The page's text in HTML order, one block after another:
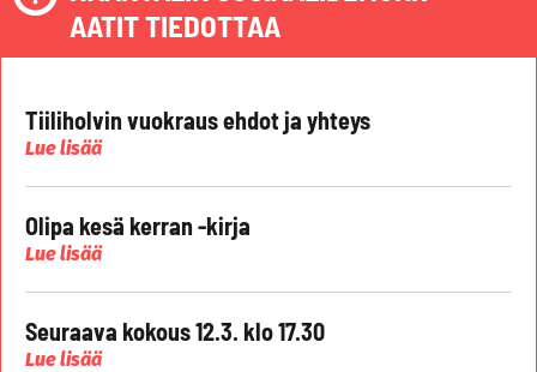
AATIT TIEDOTTAA
Tiiliholvin vuokraus ehdot ja yhteys
Lue lisää
Olipa kesä kerran -kirja
Lue lisää
Seuraava kokous 12.3. klo 17.30
Lue lisää